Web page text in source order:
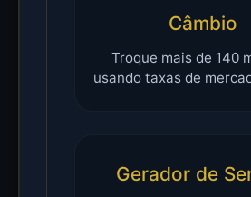
Câmbio
Troque mais de 140
usando taxas de
Gerador de